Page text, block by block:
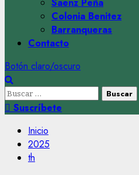
Colonia Benitez
Barranqueras
Contacto
Botón claro/oscuro
Buscar:
Suscríbete
Inicio
2025
th